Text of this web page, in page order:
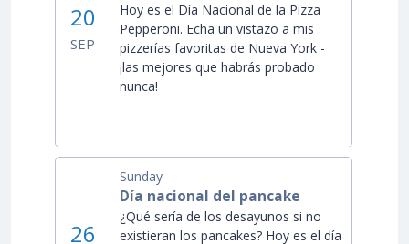
20
SEP
Hoy es el Día Nacional de la Pizza
Pepperoni. Echa un vistazo a mis
pizzerías favoritas de Nueva York -
¡las mejores que habrás probado
nunca!
26
Sunday
Día nacional del pancake
¿Qué sería de los desayunos si no
existieran los pancakes? Hoy es el día